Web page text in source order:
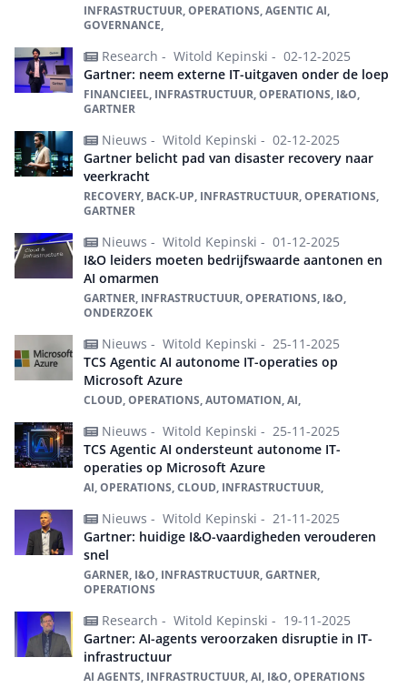
INFRASTRUCTUUR, OPERATIONS, AGENTIC AI,
GOVERNANCE,
Research - Witold Kepinski - 02-12-2025
Gartner: neem externe IT-uitgaven onder de loep
FINANCIEEL, INFRASTRUCTUUR, OPERATIONS, I&O,
GARTNER
Nieuws - Witold Kepinski - 02-12-2025
Gartner belicht pad van disaster recovery naar
veerkracht
RECOVERY, BACK-UP, INFRASTRUCTUUR, OPERATIONS,
GARTNER
Nieuws - Witold Kepinski - 01-12-2025
I&O leiders moeten bedrijfswaarde aantonen en
AI omarmen
GARTNER, INFRASTRUCTUUR, OPERATIONS, I&O,
ONDERZOEK
Nieuws - Witold Kepinski - 25-11-2025
TCS Agentic AI autonome IT-operaties op
Microsoft Azure
CLOUD, OPERATIONS, AUTOMATION, AI,
Nieuws - Witold Kepinski - 25-11-2025
TCS Agentic AI ondersteunt autonome IT-
operaties op Microsoft Azure
AI, OPERATIONS, CLOUD, INFRASTRUCTUUR,
Nieuws - Witold Kepinski - 21-11-2025
Gartner: huidige I&O-vaardigheden verouderen
snel
GARNER, I&O, INFRASTRUCTUUR, GARTNER,
OPERATIONS
Research - Witold Kepinski - 19-11-2025
Gartner: AI-agents veroorzaken disruptie in IT-
infrastructuur
AI AGENTS, INFRASTRUCTUUR, AI, I&O, OPERATIONS